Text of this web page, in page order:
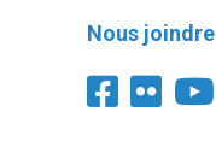
Nous joindre